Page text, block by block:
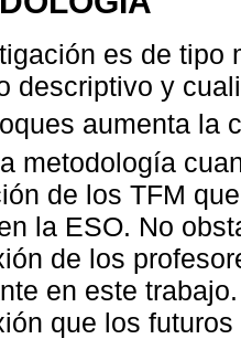
es de tipo
descriptivo y
aumenta la
metodología
de los TFM
la ESO. No
de los
en este
que los